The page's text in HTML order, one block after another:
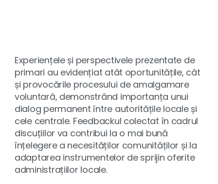
Experiențele și perspectivele prezentate de
primari au evidențiat atât oportunitățile, cât
și provocările procesului de amalgamare
voluntară, demonstrând importanța unui
dialog permanent între autoritățile locale și
cele centrale. Feedbackul colectat în cadrul
discuțiilor va contribui la o mai bună
înțelegere a necesităților comunităților și la
adaptarea instrumentelor de sprijin oferite
administrațiilor locale.